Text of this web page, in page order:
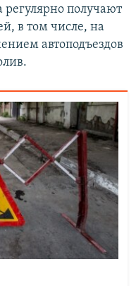
регулярно получают
в том числе, на
автоподъездов